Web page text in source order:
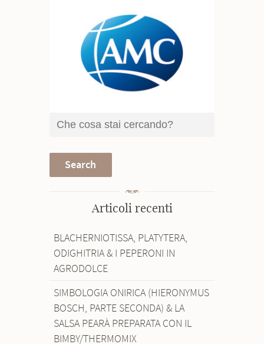
Articoli recenti
BLACHERNIOTISSA, PLATYTERA,
ODIGHITRIA & I PEPERONI IN
AGRODOLCE
SIMBOLOGIA ONIRICA (HIERONYMUS
BOSCH, PARTE SECONDA) & LA
SALSA PEARÀ PREPARATA CON IL
BIMBY/THERMOMIX